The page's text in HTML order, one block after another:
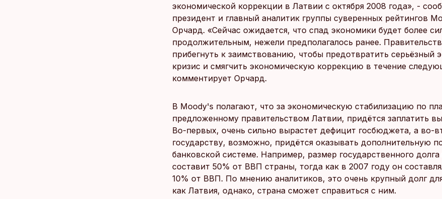
экономической коррекции в Латвии с октября 2008 года», -
президент и главный аналитик группы суверенных рейтингов
Орчард. «Сейчас ожидается, что спад экономики будет более
продолжительным, нежели предполагалось ранее.
прибегнуть к заимствованию, чтобы предотвратить серьёзный
кризис и смягчить экономическую коррекцию в течение
комментирует Орчард.
В Moody's полагают, что за экономическую стабилизацию по
предложенному правительством Латвии, придётся заплатить
Во-первых, очень сильно вырастет дефицит госбюджета, а во-
государству, возможно, придётся оказывать дополнительную
банковской системе. Например, размер государственного долга
составит 50% от ВВП страны, тогда как в 2007 году он
10% от ВВП. По мнению аналитиков, это очень крупный долг
как Латвия, однако, страна сможет справиться с ним.